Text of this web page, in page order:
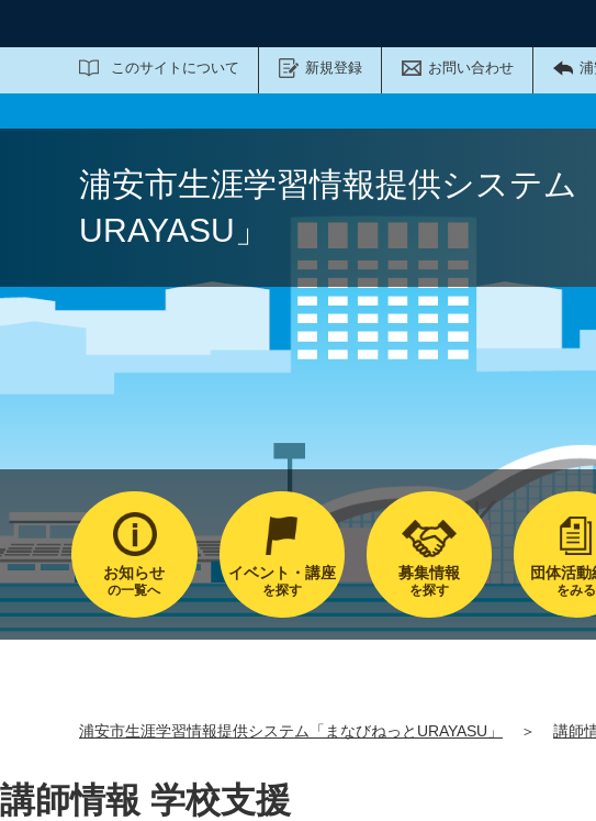
このサイトについて 新規登録 お問い合わせ
サイト内検索
浦安市生涯学習情報提供システム
URAYASU」
お知らせ
の一覧へ
イベント・講座
を探す
募集情報
を探す
団体活動
をみる
浦安市生涯学習情報提供システム「まなびねっとURAYASU」 ＞ 講師
講師情報 学校支援